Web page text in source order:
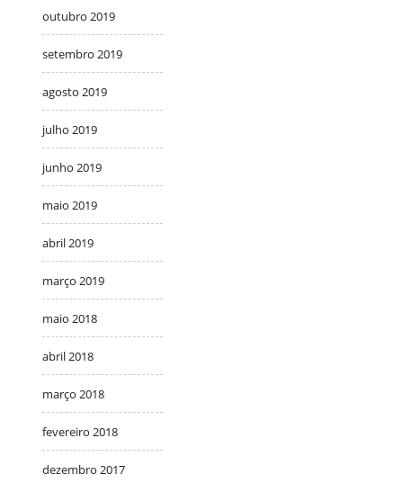
outubro 2019
setembro 2019
agosto 2019
julho 2019
junho 2019
maio 2019
abril 2019
março 2019
maio 2018
abril 2018
março 2018
fevereiro 2018
dezembro 2017